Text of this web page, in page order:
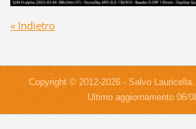
« Indietro
Copyright © 2012-2026 - Salvo
Ultimo aggiornamento 06/